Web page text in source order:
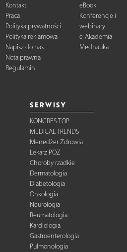
Kontakt
Praca
Polityka prywatności
Polityka reklamowa
Napisz do nas
Nota prawna
Regulamin
eBooki
Konferencje i
webinary
e-Akademia
Mednauka
SERWISY
KONGRES TOP
MEDICAL TRENDS
Menedżer Zdrowia
Lekarz POZ
Choroby rzadkie
Dermatologia
Diabetologia
Onkologia
Neurologia
Reumatologia
Kardiologia
Gastroenterologia
Pulmonologia